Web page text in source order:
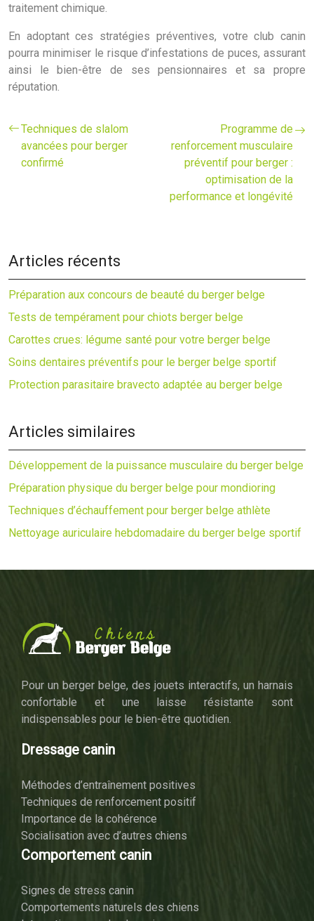
traitement chimique.
En adoptant ces stratégies préventives, votre club canin
pourra minimiser le risque d’infestations de puces, assurant
ainsi le bien-être de ses pensionnaires et sa propre
réputation.
Techniques de slalom
avancées pour berger
confirmé
Programme de
renforcement musculaire
préventif pour berger :
optimisation de la
performance et longévité
Articles récents
Préparation aux concours de beauté du berger belge
Tests de tempérament pour chiots berger belge
Carottes crues: légume santé pour votre berger belge
Soins dentaires préventifs pour le berger belge sportif
Protection parasitaire bravecto adaptée au berger belge
Articles similaires
Développement de la puissance musculaire du berger belge
Préparation physique du berger belge pour mondioring
Techniques d’échauffement pour berger belge athlète
Nettoyage auriculaire hebdomadaire du berger belge sportif
Pour un berger belge, des jouets interactifs, un harnais
confortable et une laisse résistante sont
indispensables pour le bien-être quotidien.
Dressage canin
Méthodes d’entraînement positives
Techniques de renforcement positif
Importance de la cohérence
Socialisation avec d’autres chiens
Comportement canin
Signes de stress canin
Comportements naturels des chiens